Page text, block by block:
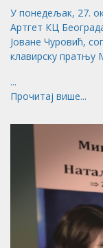
У понедељак, 27.
Артгет КЦ
Јоване Чуровић,
клавирску пратњу
...
Прочитај више...